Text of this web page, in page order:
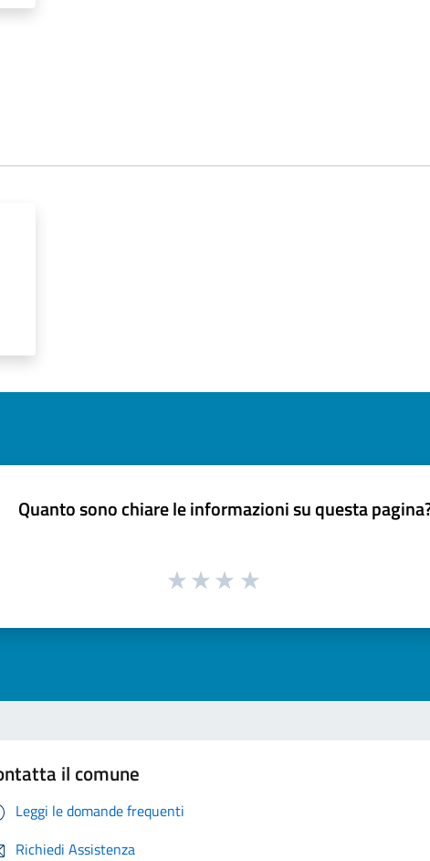
Quanto sono chiare le informazioni su questa
il comune
Leggi le domande frequenti
Richiedi Assistenza